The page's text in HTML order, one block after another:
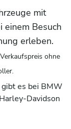
mit
Besuch
erleben.
ohne
es bei BMW
Davidson